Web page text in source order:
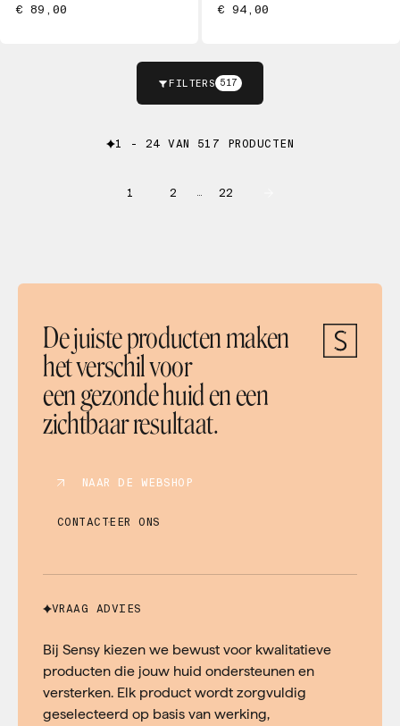
€ 89,00 € 94,00
FILTERS 517
1 - 24 VAN 517 PRODUCTEN
1 2 … 22
De juiste producten maken
het verschil voor
een gezonde huid en een
zichtbaar resultaat.
NAAR DE WEBSHOP
CONTACTEER ONS
VRAAG ADVIES
Bij Sensy kiezen we bewust voor kwalitatieve
producten die jouw huid ondersteunen en
versterken. Elk product wordt zorgvuldig
geselecteerd op basis van werking,